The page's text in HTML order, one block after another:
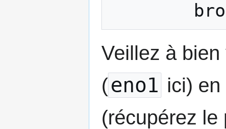
Veillez à
(eno1 ici)
(récupérez le